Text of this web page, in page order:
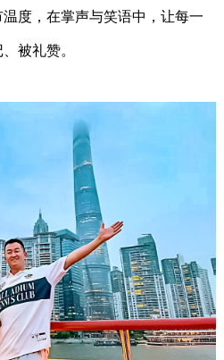
度，在掌声与笑语中，让每一
被礼赞。